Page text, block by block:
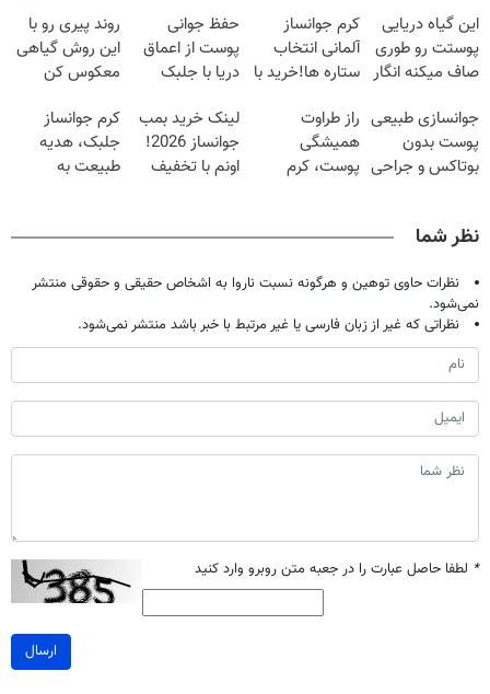
این گیاه دریایی
پوستت رو طوری
صاف میکنه انگار
شدی🔥
کرم جوانساز
آلمانی انتخاب
ستاره ها!خرید با
حفظ جوانی
پوست از اعماق
دریا با جلبک
روند پیری رو با
این روش گیاهی
معکوس کن
جوانسازی طبیعی
پوست بدون
بوتاکس و جراحی
راز طراوت
همیشگی
پوست، کرم
لینک خرید بمب
جوانساز 2026!
اونم با تخفیف
کرم جوانساز
جلبک، هدیه
طبیعت به
نظر شما
نظرات حاوی توهین و هرگونه نسبت ناروا به اشخاص حقیقی و حقوقی منتشر
نمی‌شود.
نظراتی که غیر از زبان فارسی یا غیر مرتبط با خبر باشد منتشر نمی‌شود.
* لطفا حاصل عبارت را در جعبه متن روبرو وارد کنید
ارسال